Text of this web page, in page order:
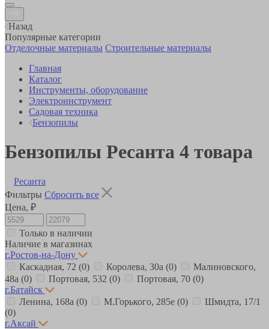
Назад
Популярные категории
Отделочные материалы Строительные материалы
Главная
Каталог
Инструменты, оборудование
Электроинструмент
Садовая техника
Бензопилы
Бензопилы Ресанта 4 товара
Ресанта
Фильтры Сбросить все
Цена, ₽
Только в наличии
Наличие в магазинах
г.Ростов-на-Дону
Каскадная, 72 (0) Королева, 30а (0)
Малиновского,
48а (0) Портовая, 532 (0) Портовая, 70 (0)
г.Батайск
Ленина, 168а (0) М.Горького, 285е (0)
Шмидта, 17/1
(0)
г.Аксай